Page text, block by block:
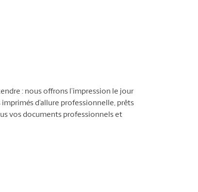
: nous offrons l’impression le jour
d’allure professionnelle, prêts
vos documents professionnels et